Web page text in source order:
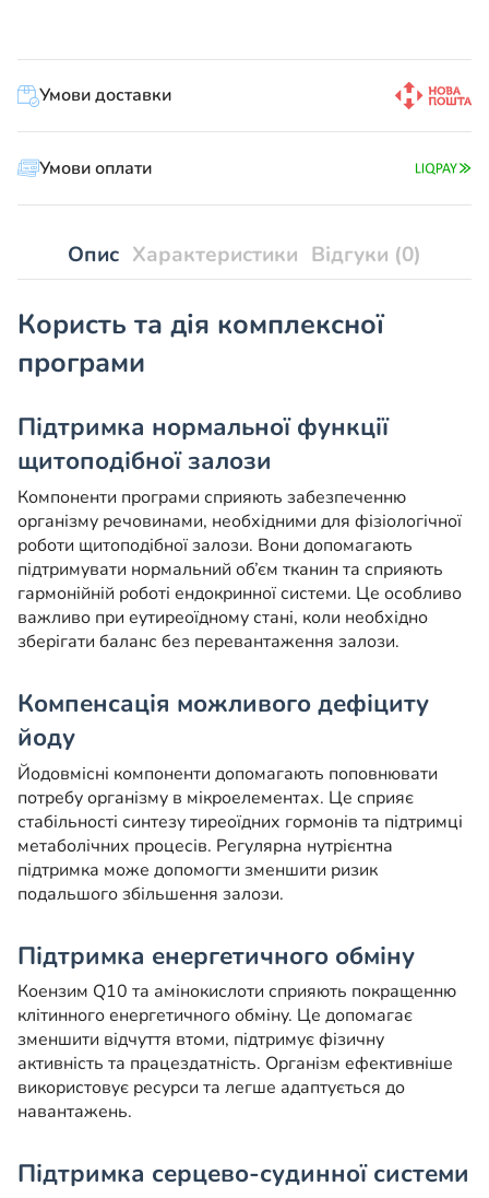
Умови доставки
Умови оплати
Опис Характеристики Відгуки (0)
Користь та дія комплексної
програми
Підтримка нормальної функції
щитоподібної залози
Компоненти програми сприяють забезпеченню
організму речовинами, необхідними для фізіологічної
роботи щитоподібної залози. Вони допомагають
підтримувати нормальний об’єм тканин та сприяють
гармонійній роботі ендокринної системи. Це особливо
важливо при еутиреоїдному стані, коли необхідно
зберігати баланс без перевантаження залози.
Компенсація можливого дефіциту
йоду
Йодовмісні компоненти допомагають поповнювати
потребу організму в мікроелементах. Це сприяє
стабільності синтезу тиреоїдних гормонів та підтримці
метаболічних процесів. Регулярна нутрієнтна
підтримка може допомогти зменшити ризик
подальшого збільшення залози.
Підтримка енергетичного обміну
Коензим Q10 та амінокислоти сприяють покращенню
клітинного енергетичного обміну. Це допомагає
зменшити відчуття втоми, підтримує фізичну
активність та працездатність. Організм ефективніше
використовує ресурси та легше адаптується до
навантажень.
Підтримка серцево-судинної системи